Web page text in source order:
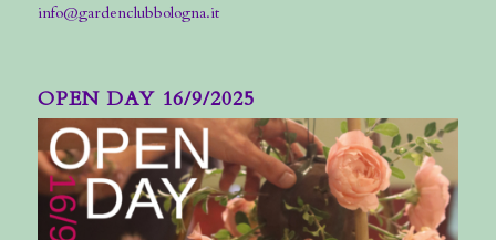
info@gardenclubbologna.it
OPEN DAY 16/9/2025